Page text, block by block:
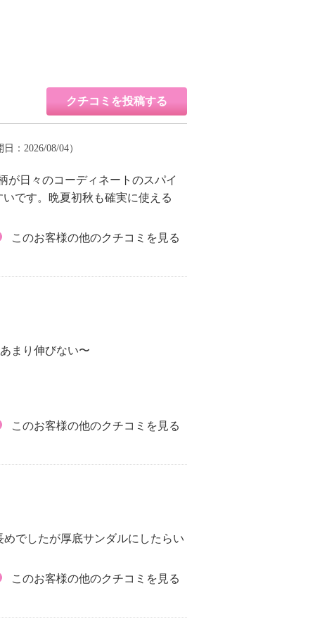
クチコミを投稿する
：2026/08/04）
が日々のコーディネートのスパイ
です。晩夏初秋も確実に使える
このお客様の他のクチコミを見る
まり伸びない〜
このお客様の他のクチコミを見る
でしたが厚底サンダルにしたらい
このお客様の他のクチコミを見る